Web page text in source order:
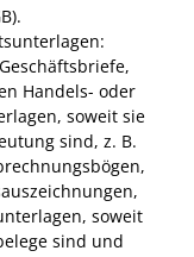
Handels- oder
soweit sie
sind, z. B.
soweit
sind und